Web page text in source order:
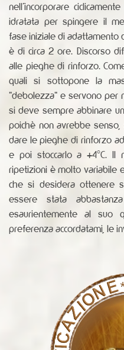
nell'incorporare
idratata per spingere il
fase iniziale di adattamento
è di circa 2 ore. Discorso
alle pieghe di rinforzo.
quali si sottopone la
"debolezza" e servono per
si deve sempre abbinare
poichè non avrebbe
dare le pieghe di rinforzo
e poi stoccarlo a +4°C.
ripetizioni è molto variabile
che si desidera ottenere
essere stata
esaurientemente al suo
preferenza accordatami, le